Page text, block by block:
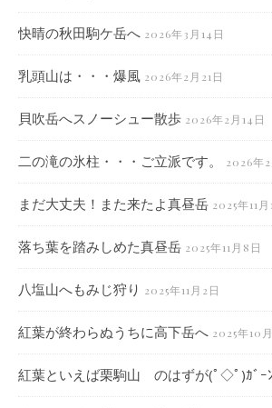
快晴の秋田駒ケ岳へ 2026年3月14日
乳頭山は・・・爆風 2026年2月21日
貝吹岳へスノーシュー散歩 2026年2月14日
二の滝の氷柱・・・ご立派です。 2026年2
まだ大丈夫！また来たよ真昼岳 2025年11月
落ち葉を踏みしめた真昼岳 2025年11月8日
八塩山へもみじ狩り 2025年11月2日
紅葉が終わらぬうちに高下岳へ 2025年10
紅葉といえば栗駒山 のはずが(ﾟ◇ﾟ)ｶﾞｰ